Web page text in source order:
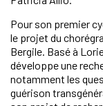
Pour son premier
le projet du
Bergile. Basé à
développe une
notamment les
guérison